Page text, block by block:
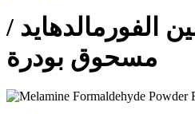
الفورمالدهايد /
مسحوق بودرة